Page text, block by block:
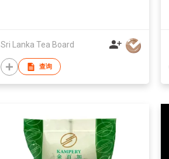
Sri Lanka Tea Board
查询